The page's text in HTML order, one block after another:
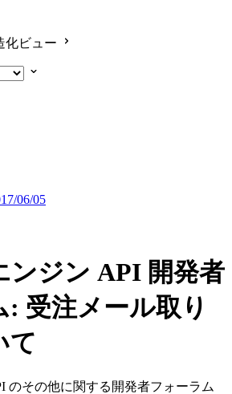
化ビュー
06/05
ンジン API 開発者
: 受注メール取り
て
のその他に関する開発者フォーラム